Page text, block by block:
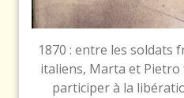
1870 : entre les soldats
italiens, Marta et
participer à la